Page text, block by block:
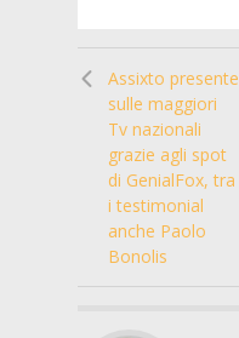
Assixto presente
sulle maggiori
Tv nazionali
grazie agli spot
di GenialFox, tra
i testimonial
anche Paolo
Bonolis